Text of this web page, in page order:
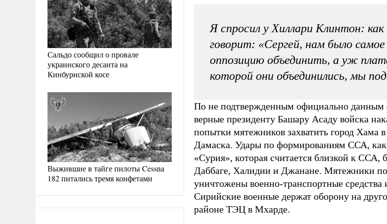
Сальдо сообщил о провале
украинского десанта на
Кинбурнской косе
Выжившие в тайге пилоты Cessna
182 питались тремя конфетами
Я спросил у Хиллари Клинтон:
говорит: «Сергей, нам было самое
оппозицию объединить, а уж
которой они объединились, мы
По не подтвержденным официально данным
верные президенту Башару Асаду войска
попытки мятежников захватить город Хама
Дамаска. Удары по формированиям ССА, как
«Сурия», которая считается близкой к ССА,
Даббаге, Халидии и Джанане. Мятежники
уничтожены военно-транспортные средства
Сирийские военные держат оборону на
районе ТЭЦ в Мхарде.